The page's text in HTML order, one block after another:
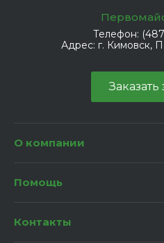
Телефон:
Адрес: г. Кимовск,
Заказать
О компании
Помощь
Контакты